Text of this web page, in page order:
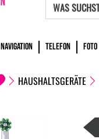
NAVIGATION TELEFON FOTO
HAUSHALTSGERÄTE